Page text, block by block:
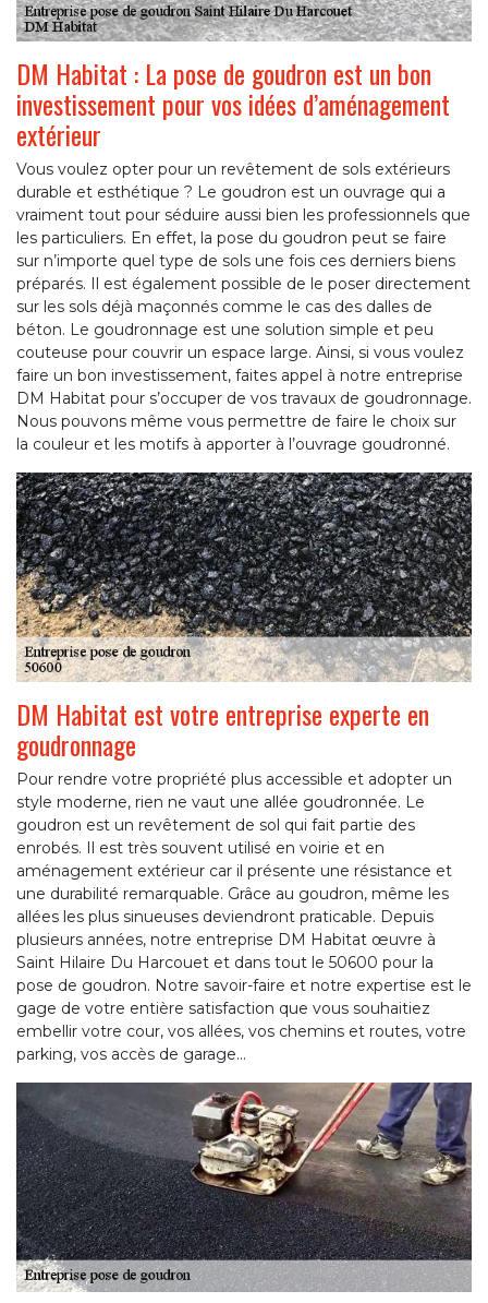
DM Habitat : La pose de goudron est un bon
investissement pour vos idées d’aménagement
extérieur
Vous voulez opter pour un revêtement de sols extérieurs
durable et esthétique ? Le goudron est un ouvrage qui a
vraiment tout pour séduire aussi bien les professionnels que
les particuliers. En effet, la pose du goudron peut se faire
sur n’importe quel type de sols une fois ces derniers biens
préparés. Il est également possible de le poser directement
sur les sols déjà maçonnés comme le cas des dalles de
béton. Le goudronnage est une solution simple et peu
couteuse pour couvrir un espace large. Ainsi, si vous voulez
faire un bon investissement, faites appel à notre entreprise
DM Habitat pour s’occuper de vos travaux de goudronnage.
Nous pouvons même vous permettre de faire le choix sur
la couleur et les motifs à apporter à l’ouvrage goudronné.
DM Habitat est votre entreprise experte en
goudronnage
Pour rendre votre propriété plus accessible et adopter un
style moderne, rien ne vaut une allée goudronnée. Le
goudron est un revêtement de sol qui fait partie des
enrobés. Il est très souvent utilisé en voirie et en
aménagement extérieur car il présente une résistance et
une durabilité remarquable. Grâce au goudron, même les
allées les plus sinueuses deviendront praticable. Depuis
plusieurs années, notre entreprise DM Habitat œuvre à
Saint Hilaire Du Harcouet et dans tout le 50600 pour la
pose de goudron. Notre savoir-faire et notre expertise est le
gage de votre entière satisfaction que vous souhaitiez
embellir votre cour, vos allées, vos chemins et routes, votre
parking, vos accès de garage...